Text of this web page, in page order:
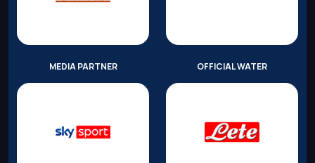
MEDIA PARTNER OFFICIAL WATER